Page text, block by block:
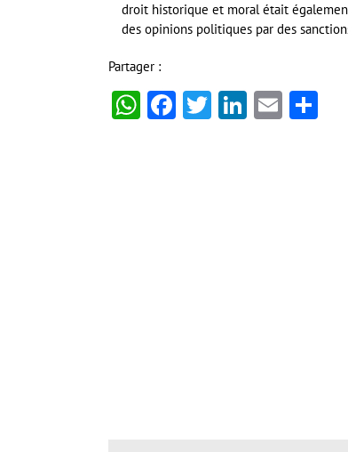
droit historique et moral était
des opinions politiques par des
Partager :
WhatsApp
Facebook
Twitter
LinkedIn
Email